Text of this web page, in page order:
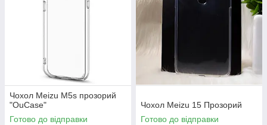
Чохол Meizu M5s прозорий
"OuCase"
Готово до відправки
Чохол Meizu 15 Прозорий
Готово до відправки